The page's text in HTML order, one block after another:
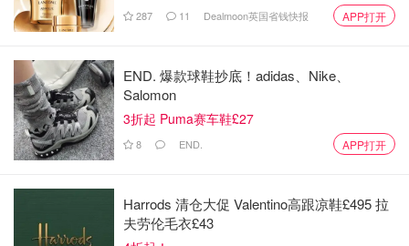
287 11 Dealmoon英国省钱快报 APP打开
END. 爆款球鞋抄底！adidas、Nike、
Salomon
3折起 Puma赛车鞋£27
8 END. APP打开
Harrods 清仓大促 Valentino高跟凉鞋£495 拉
夫劳伦毛衣£43